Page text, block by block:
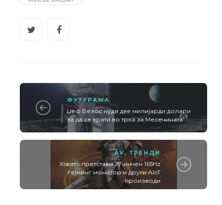
ФУТУРАМА
Џеф Безос нуди две милијарди долари
за да се врати во трка за Месечината
AV,ТРЕНДИ
Xiaomi претстави 27-инчен 165Hz
гејминг монитор и други AIoT
производи